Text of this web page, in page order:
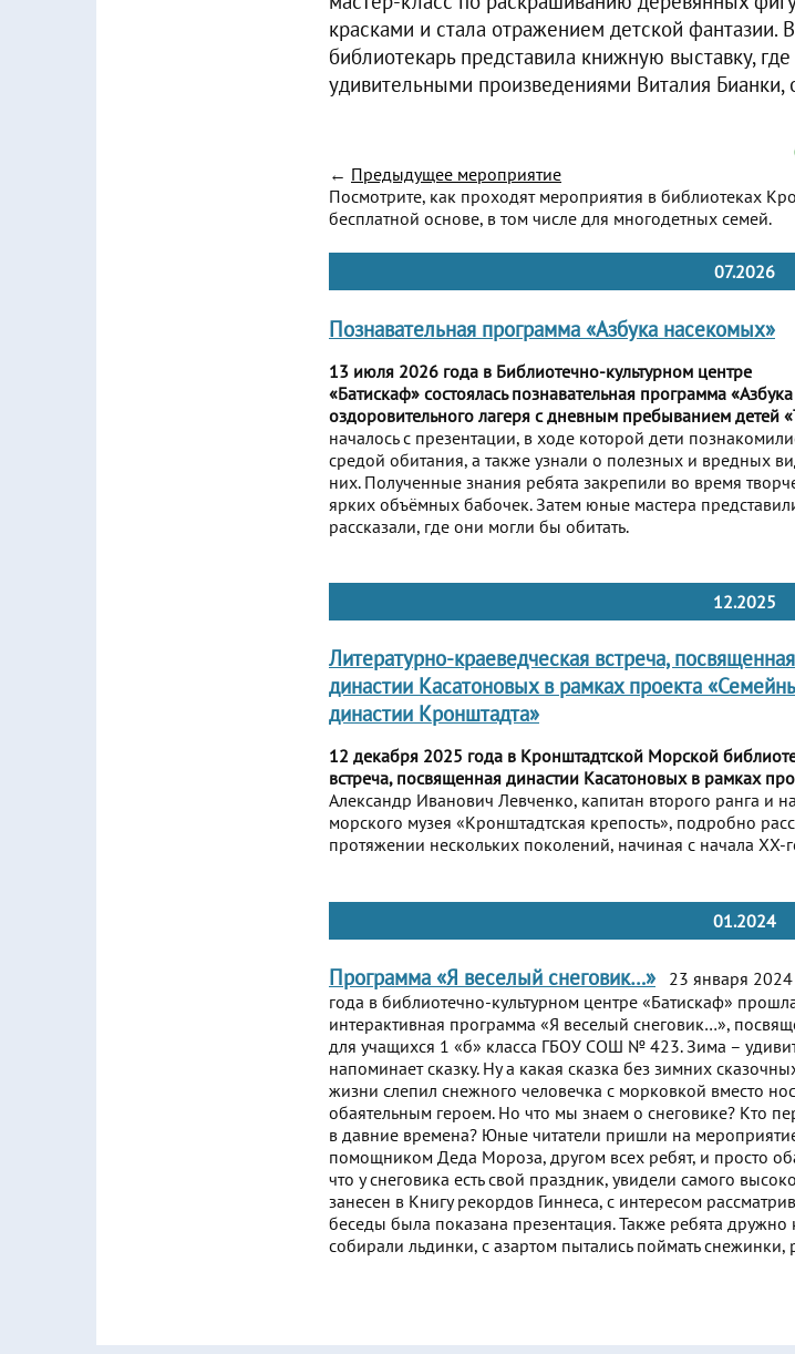
красками и стала отражением детской фантазии.
библиотекарь представила книжную выставку,
удивительными произведениями Виталия
← Предыдущее мероприятие
Посмотрите, как проходят мероприятия в библиотеках
бесплатной основе, в том числе для многодетных семей.
07.2026
Познавательная программа «Азбука насекомых»
13 июля 2026 года в Библиотечно-культурном центре
«Батискаф» состоялась познавательная программа
оздоровительного лагеря с дневным пребыванием
началось с презентации, в ходе которой дети
средой обитания, а также узнали о полезных и вредных
них. Полученные знания ребята закрепили во время
ярких объёмных бабочек. Затем юные мастера
рассказали, где они могли бы обитать.
12.2025
Литературно-краеведческая встреча, посвященная
династии Касатоновых в рамках проекта
династии Кронштадта»
12 декабря 2025 года в Кронштадтской Морской
встреча, посвященная династии Касатоновых в рамках
Александр Иванович Левченко, капитан второго ранга и
морского музея «Кронштадтская крепость», подробно
протяжении нескольких поколений, начиная с начала ХХ-
01.2024
Программа «Я веселый снеговик…»
23 января 2024
года в библиотечно-культурном центре «Батискаф»
интерактивная программа «Я веселый снеговик…»,
для учащихся 1 «б» класса ГБОУ СОШ № 423. Зима –
напоминает сказку. Ну а какая сказка без зимних
жизни слепил снежного человечка с морковкой вместо
обаятельным героем. Но что мы знаем о снеговике? Кто
в давние времена? Юные читатели пришли на
помощником Деда Мороза, другом всех ребят, и просто
что у снеговика есть свой праздник, увидели самого
занесен в Книгу рекордов Гиннеса, с интересом
беседы была показана презентация. Также ребята дружно
собирали льдинки, с азартом пытались поймать снежинки,